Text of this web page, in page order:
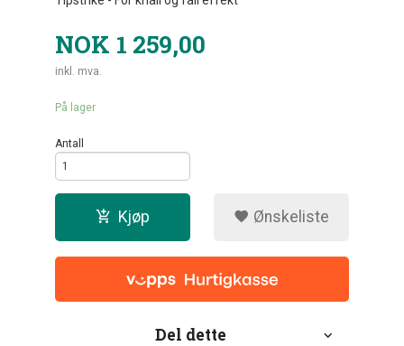
NOK 1 259,00
inkl. mva.
På lager
Antall
Kjøp Ønskeliste
Del dette